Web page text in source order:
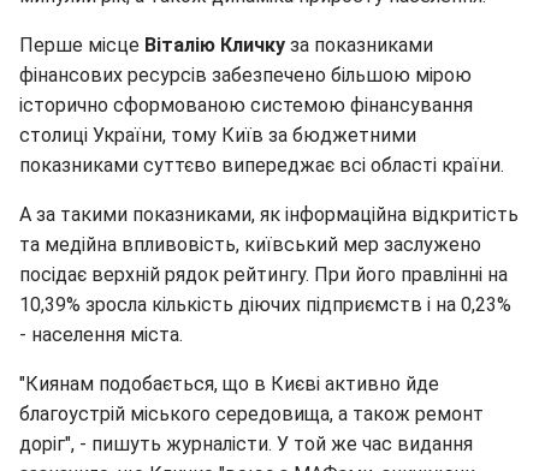
Перше місце Віталію Кличку за показниками
фінансових ресурсів забезпечено більшою мірою
історично сформованою системою фінансування
столиці України, тому Київ за бюджетними
показниками суттєво випереджає всі області країни.
А за такими показниками, як інформаційна відкритість
та медійна впливовість, київський мер заслужено
посідає верхній рядок рейтингу. При його правлінні на
10,39% зросла кількість діючих підприємств і на 0,23%
- населення міста.
"Киянам подобається, що в Києві активно йде
благоустрій міського середовища, а також ремонт
доріг", - пишуть журналісти. У той же час видання